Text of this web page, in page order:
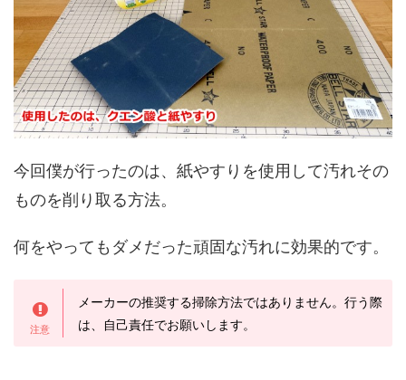
今回僕が行ったのは、紙やすりを使用して汚れその
ものを削り取る方法。
何をやってもダメだった頑固な汚れに効果的です。
メーカーの推奨する掃除方法ではありません。行う際
は、自己責任でお願いします。